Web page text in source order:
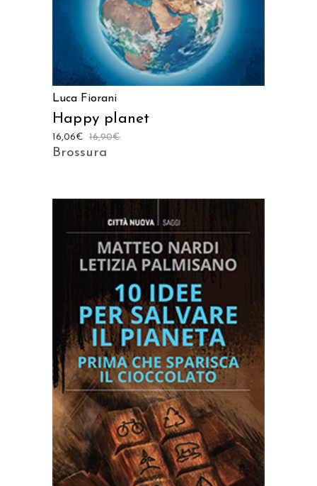
Luca Fiorani
Happy planet
16,90€
16,06€
Brossura
AGGIUNGI AL CARRELLO